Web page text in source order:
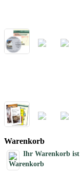
Warenkorb
Ihr Warenkorb ist